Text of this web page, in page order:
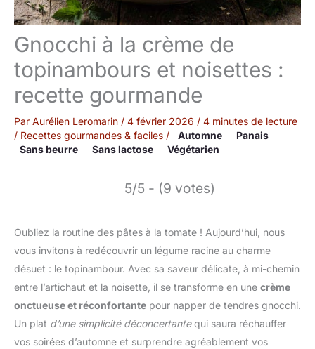
Gnocchi à la crème de
topinambours et noisettes :
recette gourmande
Par Aurélien Leromarin / 4 février 2026 / 4 minutes de lecture
/ Recettes gourmandes & faciles / Automne
Panais
Sans beurre
Sans lactose Végétarien
5/5 - (9 votes)
Oubliez la routine des pâtes à la tomate ! Aujourd’hui, nous
vous invitons à redécouvrir un légume racine au charme
désuet : le topinambour. Avec sa saveur délicate, à mi-chemin
entre l’artichaut et la noisette, il se transforme en une crème
onctueuse et réconfortante pour napper de tendres gnocchi.
Un plat d’une simplicité déconcertantequi saura réchauffer
vos soirées d’automne et surprendre agréablement vos